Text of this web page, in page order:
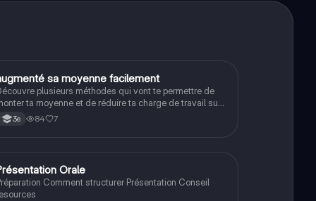
Méthodo sa moyenne facilement
plusieurs méthodes qui vont te permettre de
ta moyenne et de réduire ta charge de travail sur
le long terme :) révision brevet, bac , ou étude sup
3e 84 7
Méthodo Orale
Comment structurer Présentation Conseil